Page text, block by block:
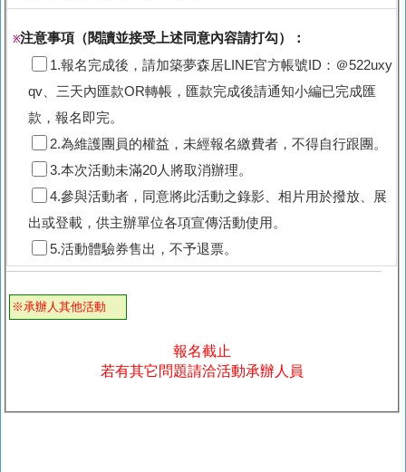
※注意事項（閱讀並接受上述同意內容請打勾）：
1.報名完成後，請加築夢森居LINE官方帳號ID：＠522uxy
qv、三天內匯款OR轉帳，匯款完成後請通知小編已完成匯
款，報名即完。
2.為維護團員的權益，未經報名繳費者，不得自行跟團。
3.本次活動未滿20人將取消辦理。
4.參與活動者，同意將此活動之錄影、相片用於撥放、展
出或登載，供主辦單位各項宣傳活動使用。
5.活動體驗券售出，不予退票。
※承辦人其他活動
報名截止
若有其它問題請洽活動承辦人員